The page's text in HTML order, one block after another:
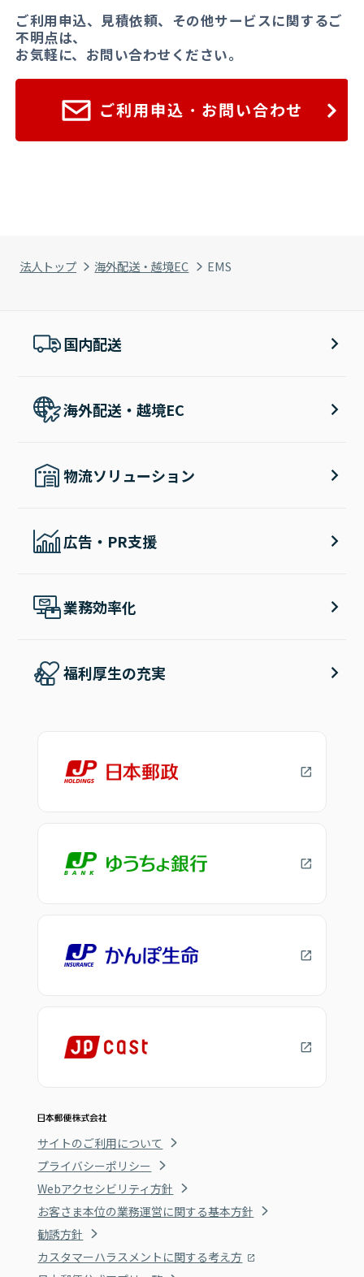
法人トップ 海外配送・越境EC EMS
ご利用申込、見積依頼、その他サービスに関するご
不明点は、
お気軽に、お問い合わせください。
ご利用申込・お問い合わせ
国内配送
海外配送・越境EC
物流ソリューション
広告・PR支援
業務効率化
福利厚生の充実
サイトのご利用について
プライバシーポリシー
Webアクセシビリティ方針
お客さま本位の業務運営に関する基本方針
勧誘方針
カスタマーハラスメントに関する考え方